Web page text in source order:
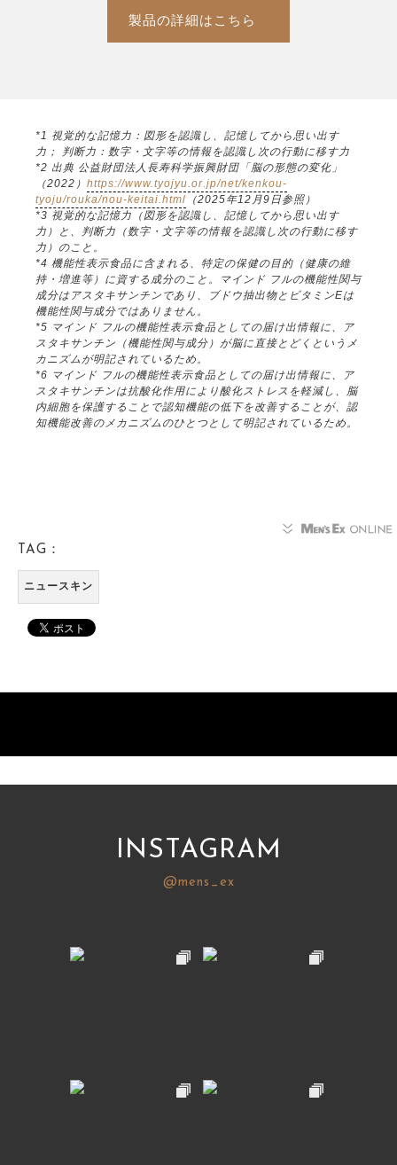
製品の詳細はこちら
*1 視覚的な記憶力：図形を認識し、記憶してから思い出す
力； 判断力：数字・文字等の情報を認識し次の行動に移す力
*2 出典 公益財団法人長寿科学振興財団「脳の形態の変化」
（2022） https://www.tyojyu.or.jp/net/kenkou-
tyoju/rouka/nou-keitai.html （2025年12月9日参照）
*3 視覚的な記憶力（図形を認識し、記憶してから思い出す
力）と、判断力（数字・文字等の情報を認識し次の行動に移す
力）のこと。
*4 機能性表示食品に含まれる、特定の保健の目的（健康の維
持・増進等）に資する成分のこと。マインド フルの機能性関与
成分はアスタキサンチンであり、ブドウ抽出物とビタミンEは
機能性関与成分ではありません。
*5 マインド フルの機能性表示食品としての届け出情報に、ア
スタキサンチン（機能性関与成分）が脳に直接とどくというメ
カニズムが明記されているため。
*6 マインド フルの機能性表示食品としての届け出情報に、ア
スタキサンチンは抗酸化作用により酸化ストレスを軽減し、脳
内細胞を保護することで認知機能の低下を改善することが、認
知機能改善のメカニズムのひとつとして明記されているため。
TAG：
ニュースキン
INSTAGRAM
@mens_ex